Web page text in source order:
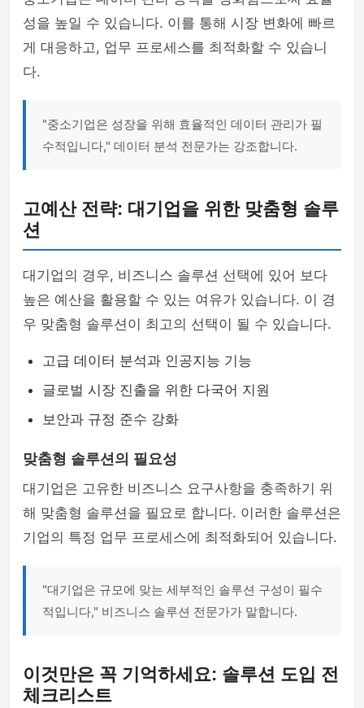
성을 높일 수 있습니다. 이를 통해 시장 변화에 빠르
게 대응하고, 업무 프로세스를 최적화할 수 있습니
다.
"중소기업은 성장을 위해 효율적인 데이터 관리가 필
수적입니다," 데이터 분석 전문가는 강조합니다.
고예산 전략: 대기업을 위한 맞춤형 솔루
션
대기업의 경우, 비즈니스 솔루션 선택에 있어 보다
높은 예산을 활용할 수 있는 여유가 있습니다. 이 경
우 맞춤형 솔루션이 최고의 선택이 될 수 있습니다.
고급 데이터 분석과 인공지능 기능
글로벌 시장 진출을 위한 다국어 지원
보안과 규정 준수 강화
맞춤형 솔루션의 필요성
대기업은 고유한 비즈니스 요구사항을 충족하기 위
해 맞춤형 솔루션을 필요로 합니다. 이러한 솔루션은
기업의 특정 업무 프로세스에 최적화되어 있습니다.
"대기업은 규모에 맞는 세부적인 솔루션 구성이 필수
적입니다," 비즈니스 솔루션 전문가가 말합니다.
이것만은 꼭 기억하세요: 솔루션 도입 전
체크리스트